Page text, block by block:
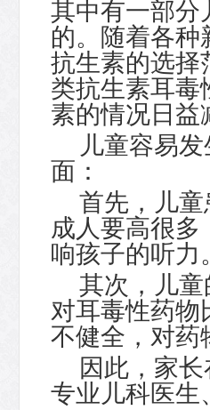
其中有一部分
的。随着各种
抗生素的选择
类抗生素耳毒
素的情况日益
儿童容易
面：
首先，儿
成人要高很
响孩子的听力
其次，儿
对耳毒性药物
不健全，对药
因此，家
专业儿科医生